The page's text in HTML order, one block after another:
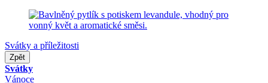
Svátky a příležitosti
Zpět
Svátky
Vánoce